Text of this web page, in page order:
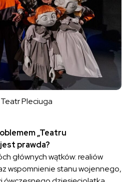
Pleciuga
„Teatru
prawda?
głównych wątków: realiów
wspomnienie stanu wojennego,